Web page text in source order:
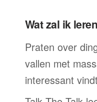
Wat zal ik
Praten over
vallen met
interessant